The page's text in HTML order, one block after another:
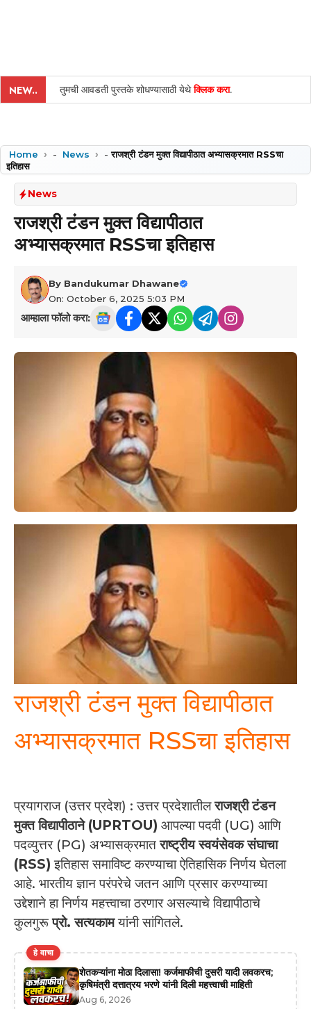
NEW.. तुमची आवडती पुस्तके शोधण्यासाठी येथेक्लिक करा.
Home - News -राजश्री टंडन मुक्त विद्यापीठात अभ्यासक्रमात RSSचा
इतिहास
News
राजश्री टंडन मुक्त विद्यापीठात
अभ्यासक्रमात RSSचा इतिहास
By Bandukumar Dhawane
On: October 6, 2025 5:03 PM
आम्हाला फॉलो करा:
राजश्री टंडन मुक्त विद्यापीठात
अभ्यासक्रमात RSSचा इतिहास
प्रयागराज (उत्तर प्रदेश) : उत्तर प्रदेशातीलराजश्री टंडन
मुक्त विद्यापीठाने (UPRTOU) आपल्या पदवी (UG) आणि
पदव्युत्तर (PG) अभ्यासक्रमातराष्ट्रीय स्वयंसेवक संघाचा
(RSS) इतिहास समाविष्ट करण्याचा ऐतिहासिक निर्णय घेतला
आहे. भारतीय ज्ञान परंपरेचे जतन आणि प्रसार करण्याच्या
उद्देशाने हा निर्णय महत्त्वाचा ठरणार असल्याचे विद्यापीठाचे
कुलगुरूप्रो. सत्यकामयांनी सांगितले.
हे वाचा
शेतकऱ्यांना मोठा दिलासा! कर्जमाफीची दुसरी यादी लवकरच;
कृषिमंत्री दत्तात्रय भरणे यांनी दिली महत्त्वाची माहिती
Aug 6, 2026